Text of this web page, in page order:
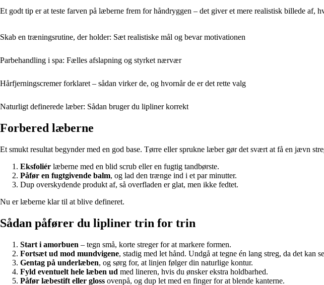
Et godt tip er at teste farven på læberne frem for håndryggen – det giver et mere realistisk billede af,
Skab en træningsrutine, der holder: Sæt realistiske mål og bevar motivationen
Parbehandling i spa: Fælles afslapning og styrket nærvær
Hårfjerningscremer forklaret – sådan virker de, og hvornår de er det rette valg
Naturligt definerede læber: Sådan bruger du lipliner korrekt
Forbered læberne
Et smukt resultat begynder med en god base. Tørre eller sprukne læber gør det svært at få en jævn
Eksfoliér læberne med en blid scrub eller en fugtig tandbørste.
Påfør en fugtgivende balm, og lad den trænge ind i et par minutter.
Dup overskydende produkt af, så overfladen er glat, men ikke fedtet.
Nu er læberne klar til at blive defineret.
Sådan påfører du lipliner trin for trin
Start i amorbuen – tegn små, korte streger for at markere formen.
Fortsæt ud mod mundvigene, stadig med let hånd. Undgå at tegne én lang streg, da det kan
Gentag på underlæben, og sørg for, at linjen følger din naturlige kontur.
Fyld eventuelt hele læben ud med lineren, hvis du ønsker ekstra holdbarhed.
Påfør læbestift eller gloss ovenpå, og dup let med en finger for at blende kanterne.